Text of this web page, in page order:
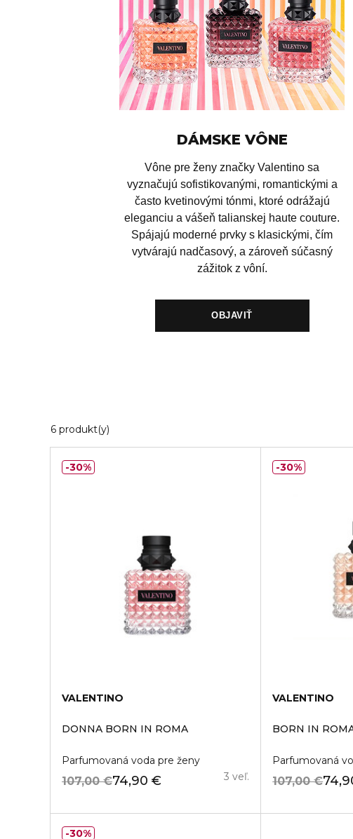
DÁMSKE VÔNE
Vône pre ženy značky Valentino sa
vyznačujú sofistikovanými, romantickými a
často kvetinovými tónmi, ktoré odrážajú
eleganciu a vášeň talianskej haute couture.
Spájajú moderné prvky s klasickými, čím
vytvárajú nadčasový, a zároveň súčasný
zážitok z vôní.
OBJAVIŤ
6 produkt(y)
VALENTINO
DONNA BORN IN ROMA
Parfumovaná voda pre ženy
74,90 €
107,00 € 3 veľ.
30%
VALENTINO
BORN IN
Parfumovaná
107,00 €
30%
30%